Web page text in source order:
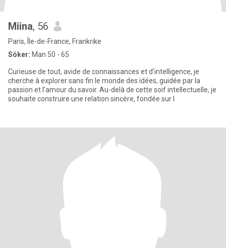
Miina, 56
Paris, Île-de-France, Frankrike
Söker: Man 50 - 65
Curieuse de tout, avide de connaissances et d’intelligence, je
cherche à explorer sans fin le monde des idées, guidée par la
passion et l’amour du savoir. Au-delà de cette soif intellectuelle, je
souhaite construire une relation sincère, fondée sur l